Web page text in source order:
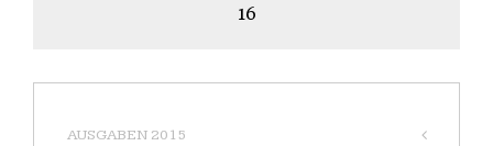
16
AUSGABEN 2015